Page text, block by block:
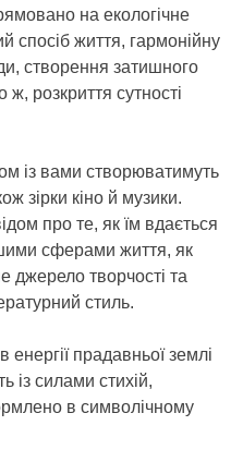
на екологічне
спосіб життя, гармонійну
створення затишного
ж, розкриття сутності
із вами створюватимуть
зірки кіно й музики.
про те, як їм вдається
сферами життя, як
джерело творчості та
стиль.
прадавньої землі
із силами стихій,
в символічному